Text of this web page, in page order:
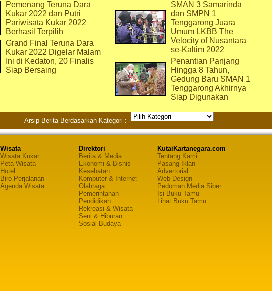
Pemenang Teruna Dara
Kukar 2022 dan Putri
Pariwisata Kukar 2022
Berhasil Terpilih
Grand Final Teruna Dara
Kukar 2022 Digelar Malam
Ini di Kedaton, 20 Finalis
Siap Bersaing
SMAN 3 Samarinda
dan SMPN 1
Tenggarong Juara
Umum LKBB The
Velocity of Nusantara
se-Kaltim 2022
Penantian Panjang
Hingga 8 Tahun,
Gedung Baru SMAN 1
Tenggarong Akhirnya
Siap Digunakan
Arsip Berita Berdasarkan Kategori :
Wisata
Wisata Kukar
Peta Wisata
Hotel
Biro Perjalanan
Agenda Wisata
Direktori
Berita & Media
Ekonomi & Bisnis
Kesehatan
Komputer & Internet
Olahraga
Pemerintahan
Pendidikan
Rekreasi & Wisata
Seni & Hiburan
Sosial Budaya
KutaiKartanegara.com
Tentang Kami
Pasang Iklan
Advertorial
Web Design
Pedoman Media Siber
Isi Buku Tamu
Lihat Buku Tamu